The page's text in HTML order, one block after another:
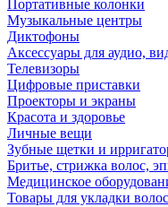
Портативные колонки
Музыкальные центры
Диктофоны
Аксессуары для аудио,
Телевизоры
Цифровые приставки
Проекторы и экраны
Красота и здоровье
Личные вещи
Зубные щетки и
Бритье, стрижка волос,
Медицинское
Товары для укладки волос